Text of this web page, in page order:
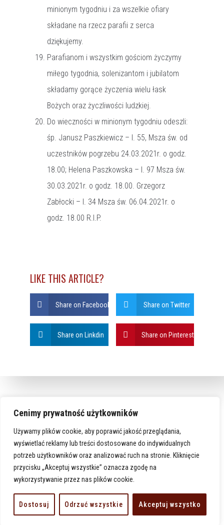
Cenimy prywatność użytkowników
Używamy plików cookie, aby poprawić jakość przeglądania,
wyświetlać reklamy lub treści dostosowane do indywidualnych
potrzeb użytkowników oraz analizować ruch na stronie. Kliknięcie
przycisku „Akceptuj wszystkie” oznacza zgodę na
wykorzystywanie przez nas plików cookie.
Dostosuj Odrzuć wszystkie Akceptuj wszystko
minionym tygodniu i za wszelkie ofiary
składane na rzecz parafii z serca
dziękujemy.
Parafianom i wszystkim gościom życzymy
miłego tygodnia, solenizantom i jubilatom
składamy gorące życzenia wielu łask
Bożych oraz życzliwości ludzkiej.
Do wieczności w minionym tygodniu odeszli:
śp. Janusz Paszkiewicz – l. 55, Msza św. od
uczestników pogrzebu 24.03.2021r. o godz.
18.00; Helena Paszkowska – l. 97 Msza św.
30.03.2021r. o godz. 18.00. Grzegorz
Zabłocki – l. 34 Msza św. 06.04.2021r. o
godz. 18.00 R.I.P.
LIKE THIS ARTICLE?
Share on Facebook Share on Twitter
Share on Linkdin Share on Pinterest